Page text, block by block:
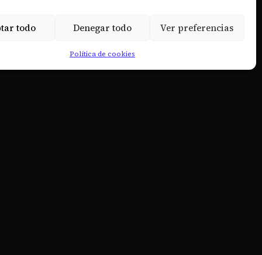
todo Denegar todo Ver preferencias
Política de cookies